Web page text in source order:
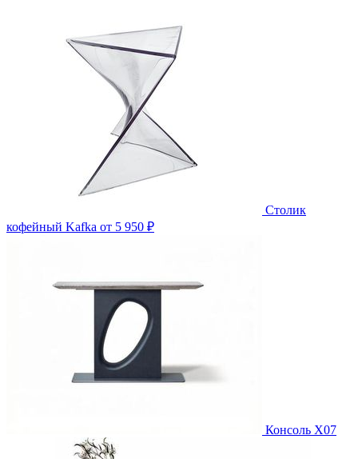
Столик
кофейный Kafka от 5 950 ₽
Консоль X07